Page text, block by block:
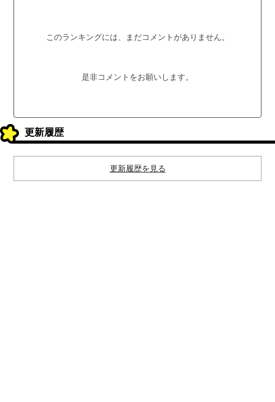
このランキングには、まだコメントがありません。
是非コメントをお願いします。
更新履歴
更新履歴を見る